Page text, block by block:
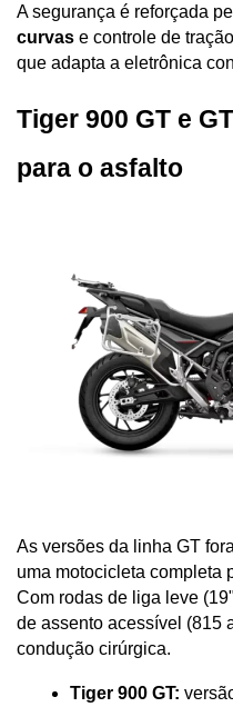
A segurança é reforçada
curvas e controle de
que adapta a eletrônica
Tiger 900 GT e
para o asfalto
As versões da linha GT
uma motocicleta completa
Com rodas de liga leve
de assento acessível (815
condução cirúrgica.
Tiger 900 GT: